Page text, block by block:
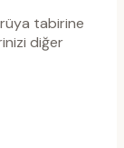
tabirine
diğer